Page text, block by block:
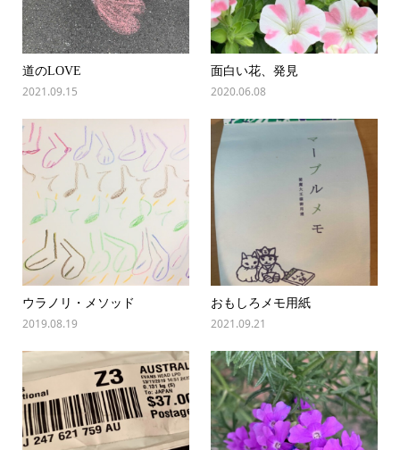
道のLOVE
2021.09.15
面白い花、発見
2020.06.08
ウラノリ・メソッド
2019.08.19
おもしろメモ用紙
2021.09.21